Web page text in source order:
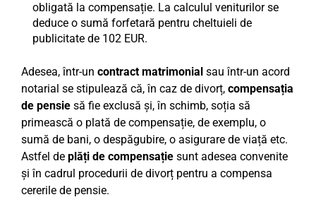
obligată la compensație. La calculul veniturilor se
deduce o sumă forfetară pentru cheltuieli de
publicitate de 102 EUR.
Adesea, într-un contract matrimonial sau într-un acord
notarial se stipulează că, în caz de divorț, compensația
de pensie să fie exclusă și, în schimb, soția să
primească o plată de compensație, de exemplu, o
sumă de bani, o despăgubire, o asigurare de viață etc.
Astfel de plăți de compensație sunt adesea convenite
și în cadrul procedurii de divorț pentru a compensa
cererile de pensie.